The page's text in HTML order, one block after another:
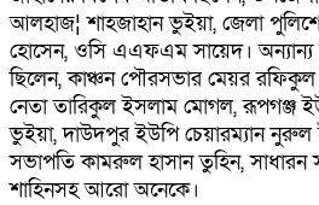
আলহাজ¦ শাহজাহান ভুইয়া, জেলা
হোসেন, ওসি এএফএম সায়েদ। অন্যান্য
ছিলেন, কাঞ্চন পৌরসভার মেয়র
নেতা তারিকুল ইসলাম মোগল, রূপগঞ্জ
ভুইয়া, দাউদপুর ইউপি চেয়ারম্যান নুরুল
সভাপতি কামরুল হাসান তুহিন, সাধারন
শাহিনসহ আরো অনেকে।